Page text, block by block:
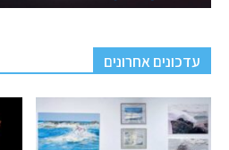
עדכונים אחרונים